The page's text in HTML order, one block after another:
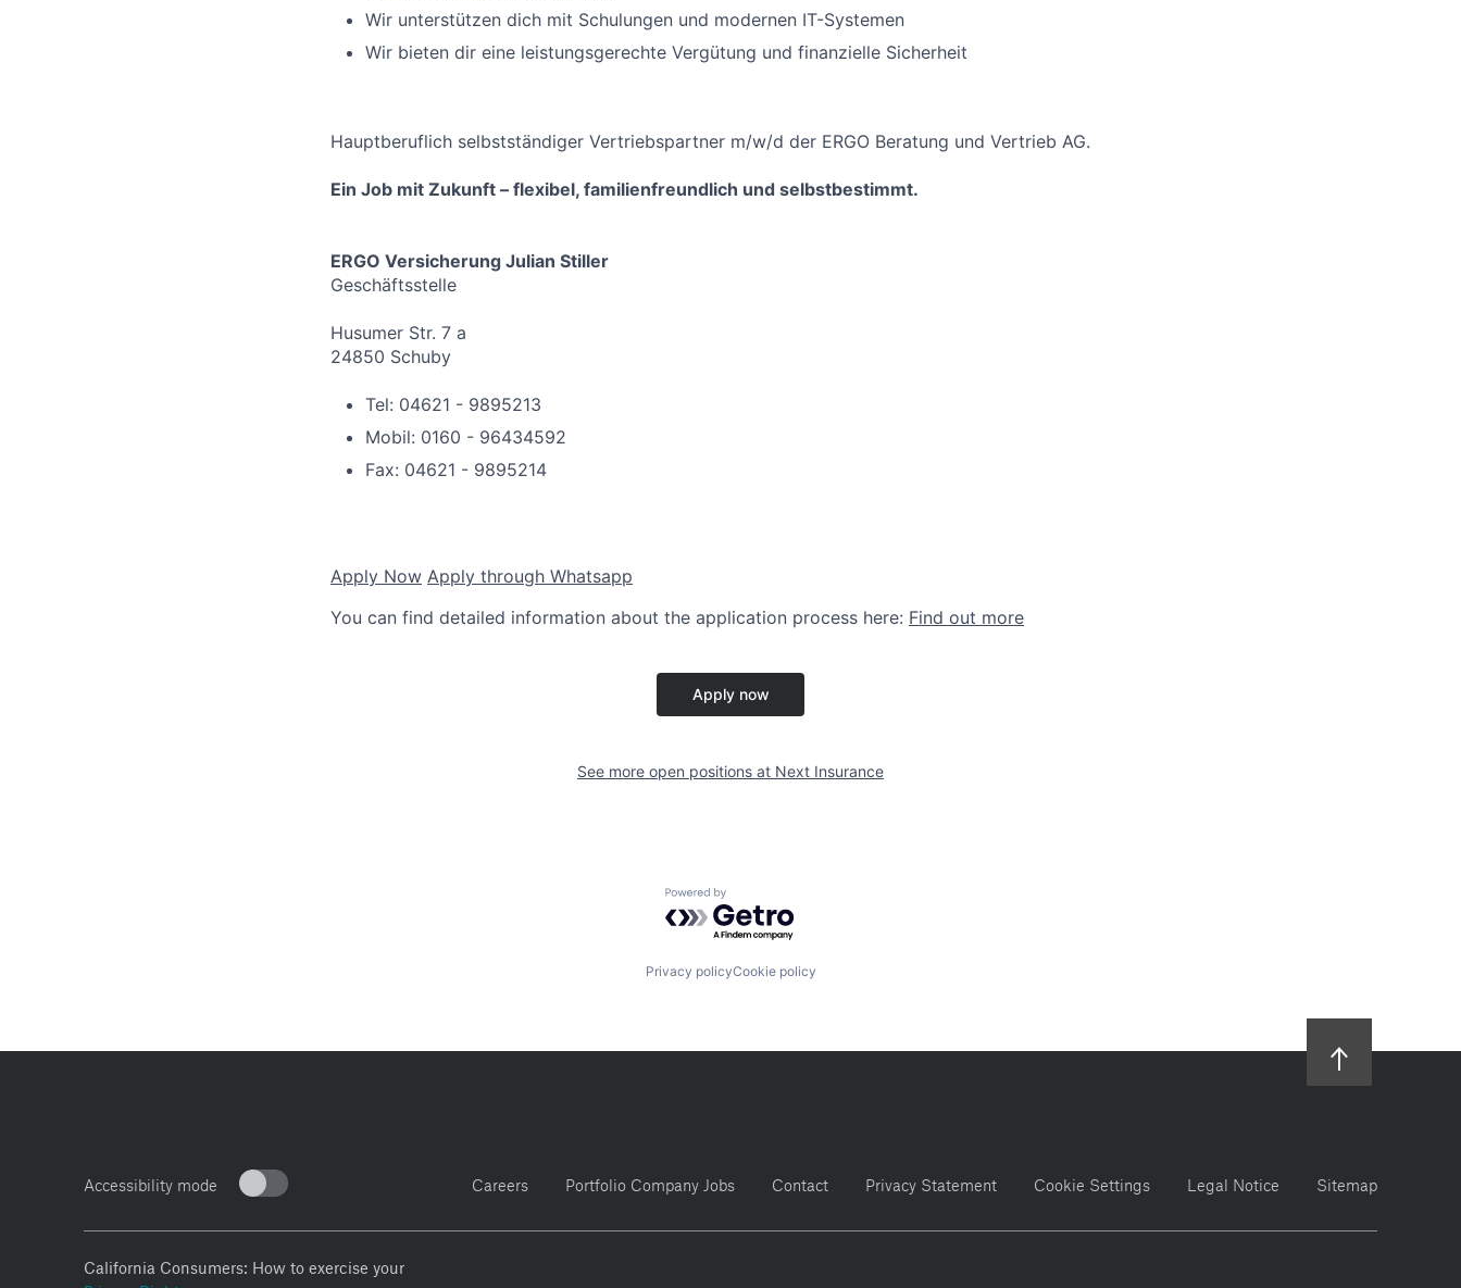
Wir unterstützen dich mit Schulungen und modernen IT-Systemen
Wir bieten dir eine leistungsgerechte Vergütung und finanzielle Sicherheit
Hauptberuflich selbstständiger Vertriebspartner m/w/d der ERGO Beratung und Vertrieb AG.
Ein Job mit Zukunft – flexibel, familienfreundlich und selbstbestimmt.
ERGO Versicherung Julian Stiller
Geschäftsstelle
Husumer Str. 7 a
24850 Schuby
Tel: 04621 - 9895213
Mobil: 0160 - 96434592
Fax: 04621 - 9895214
Apply Now Apply through Whatsapp
You can find detailed information about the application process here: Find out more
Apply now
See more open positions at Next Insurance
Powered by Getro.com
Privacy policyCookie policy
Careers Portfolio Company Jobs Contact Privacy Statement Cookie Settings Legal Notice Sitemap
Accessibility mode
California Consumers: How to exercise your